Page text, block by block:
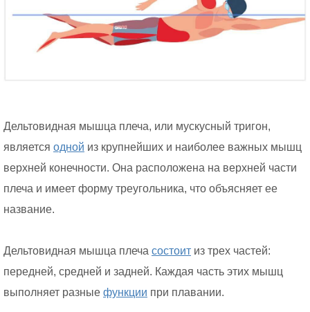
Дельтовидная мышца плеча, или мускусный тригон,
является одной из крупнейших и наиболее важных мышц
верхней конечности. Она расположена на верхней части
плеча и имеет форму треугольника, что объясняет ее
название.
Дельтовидная мышца плеча состоит из трех частей:
передней, средней и задней. Каждая часть этих мышц
выполняет разные функции при плавании.